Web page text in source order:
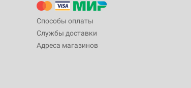
Способы оплаты
Службы доставки
Адреса магазинов